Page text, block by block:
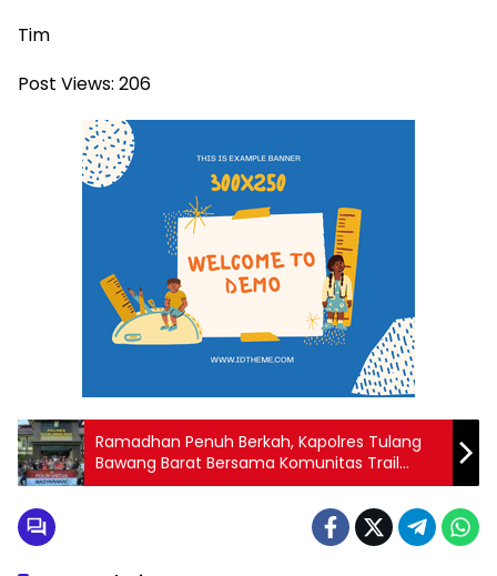
Tim
Post Views: 206
Ramadhan Penuh Berkah, Kapolres Tulang
Bawang Barat Bersama Komunitas Trail
Adventure Ganaz Berikan Bantuan Sosial
Untuk Kaum Dhuafa dan Anak Yatim Piatu